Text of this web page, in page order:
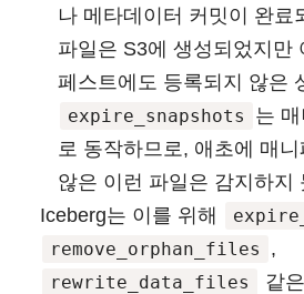
나 메타데이터 커밋이 완료
파일은 S3에 생성되었지만
페스트에도 등록되지 않은
expire_snapshots
는
로 동작하므로, 애초에 매
않은 이런 파일은 감지하지
Iceberg는 이를 위해
remove_orphan_files ,
rewrite_data_files
같